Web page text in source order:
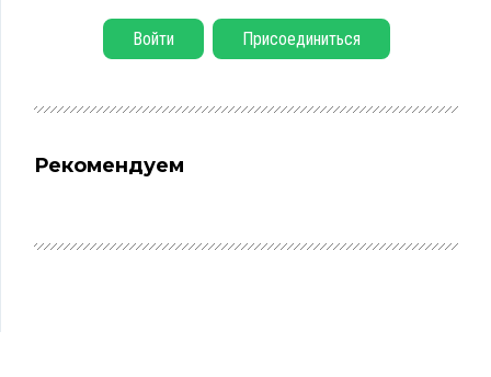
Войти Присоединиться
Рекомендуем